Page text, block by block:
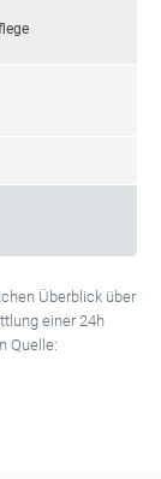
Überblick über
einer 24h
Quelle: